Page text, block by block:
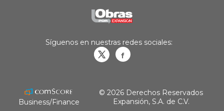
Síguenos en nuestras redes sociales:
Business/Finance
© 2026 Derechos Reservados
Expansión, S.A. de C.V.